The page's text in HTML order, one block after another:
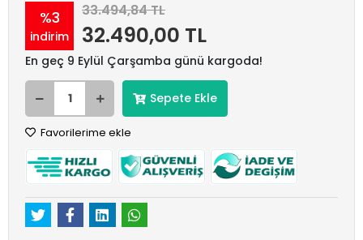
%3
indirim
33.494,84 TL
32.490,00 TL
En geç 9 Eylül Çarşamba günü kargoda!
Sepete Ekle
Favorilerime ekle